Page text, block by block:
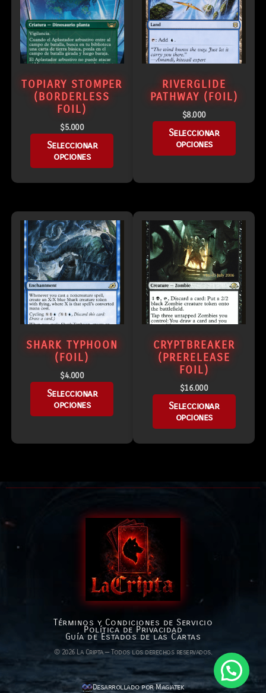
TOPIARY STOMPER
(BORDERLESS
FOIL)
$5.000
Seleccionar
opciones
RIVERGLIDE
PATHWAY (FOIL)
$8.000
Seleccionar
opciones
SHARK TYPHOON
(FOIL)
$4.000
Seleccionar
opciones
CRYPTBREAKER
(PRERELEASE
FOIL)
$16.000
Seleccionar
opciones
Términos y Condiciones de Servicio
Política de Privacidad
Guía de Estados de las Cartas
© 2026 La Cripta — Todos los derechos reservados.
Desarrollado por Magiatek